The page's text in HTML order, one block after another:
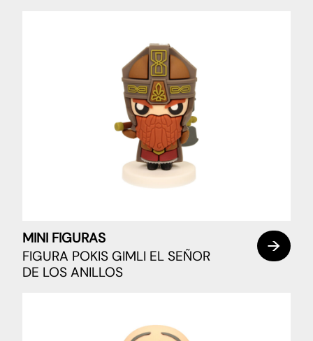
MINI FIGURAS
FIGURA POKIS GIMLI EL SEÑOR
DE LOS ANILLOS